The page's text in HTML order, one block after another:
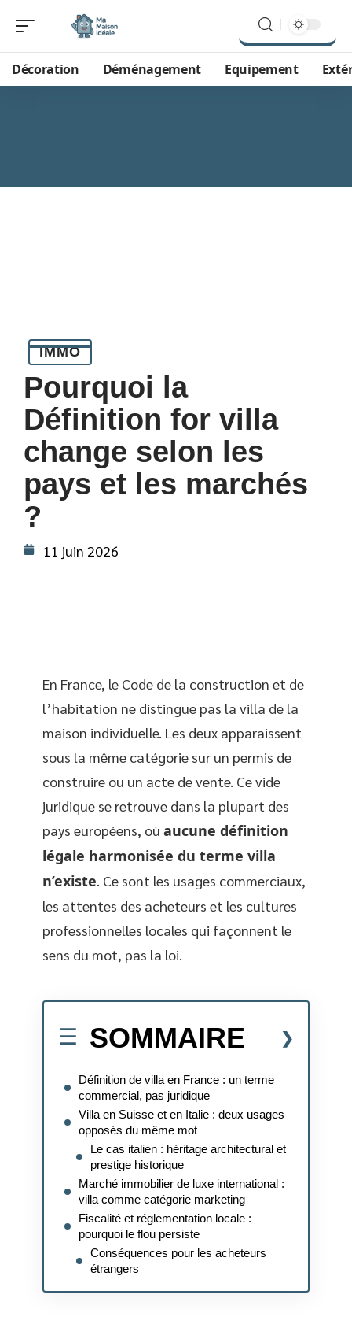
Décoration Déménagement Equipement
IMMO
Pourquoi la
Définition for villa
change selon les
pays et les marchés
?
11 juin 2026
En France, le Code de la construction et de
l’habitation ne distingue pas la villa de la
maison individuelle. Les deux apparaissent
sous la même catégorie sur un permis de
construire ou un acte de vente. Ce vide
juridique se retrouve dans la plupart des
pays européens, où aucune définition
légale harmonisée du terme villa
n’existe. Ce sont les usages commerciaux,
les attentes des acheteurs et les cultures
professionnelles locales qui façonnent le
sens du mot, pas la loi.
SOMMAIRE
Définition de villa en France : un terme
commercial, pas juridique
Villa en Suisse et en Italie : deux usages
opposés du même mot
Le cas italien : héritage architectural et
prestige historique
Marché immobilier de luxe international :
villa comme catégorie marketing
Fiscalité et réglementation locale :
pourquoi le flou persiste
Conséquences pour les acheteurs
étrangers